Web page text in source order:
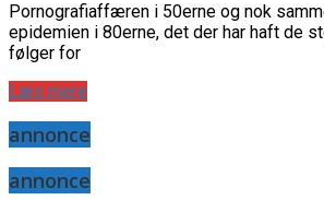
Pornografiaffæren i 50erne og nok
epidemien i 80erne, det der har haft de
følger for
Læs mere
annonce
annonce